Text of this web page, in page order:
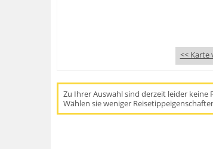
<< Karte
Zu Ihrer Auswahl sind derzeit leider keine
Wählen sie weniger